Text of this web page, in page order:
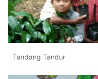
Tandang Tandur